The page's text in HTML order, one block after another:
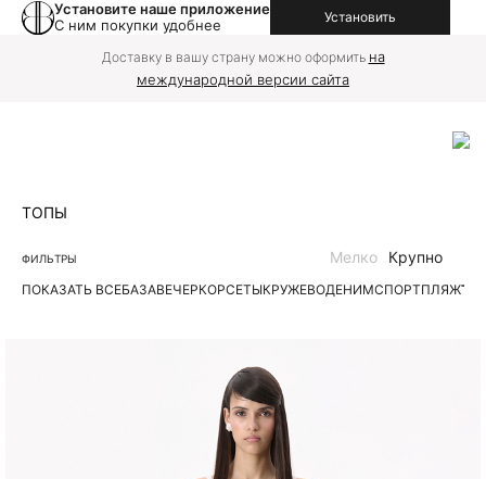
Установите наше приложение
С ним покупки удобнее
Установить
Доставку в вашу страну можно оформить на
международной версии сайта
ТОПЫ
ФИЛЬТРЫ
ПОКАЗАТЬ ВСЕБАЗАВЕЧЕРКОРСЕТЫКРУЖЕВОДЕНИМСПОРТПЛЯЖ
Мелко Крупно